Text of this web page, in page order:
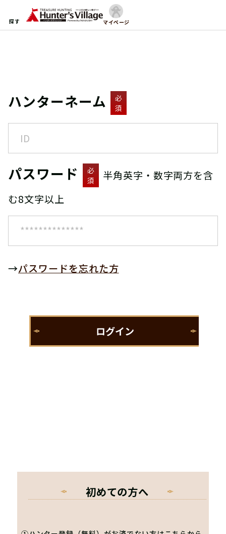
探す マイページ
ハンターネーム
必
須
パスワード
必
須
半角英字・数字両方を含
む8文字以上
→パスワードを忘れた方
初めての方へ